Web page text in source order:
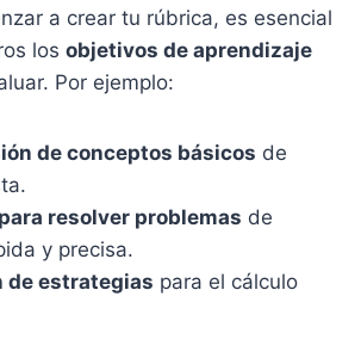
a crear tu rúbrica, es esencial
los objetivos de aprendizaje
Por ejemplo:
de conceptos básicos de
resolver problemas de
y precisa.
de estrategias para el cálculo